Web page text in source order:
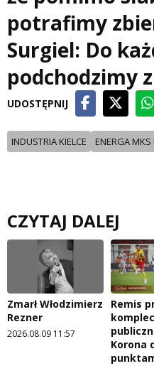
potrafimy
Surgiel: Do
podchodzimy
UDOSTĘPNIJ
INDUSTRIA KIELCE ENERGA MKS
CZYTAJ DALEJ
Zmarł Włodzimierz
Rezner
2026.08.09 11:57
Remis
Korona